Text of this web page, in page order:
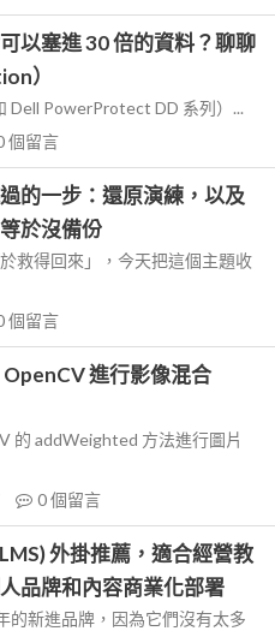
以塞進 30 倍的資料？聊聊
）
Dell PowerProtect DD 系列）...
個留言
的一步：還原演練，以及
於沒備份
救得回來」，今天把這個主題收
個留言
進行影像混合
的 addWeighted 方法進行圖片
0個留言
外掛推薦，適合經營教
品牌和內容商業化部署
的新進品牌，因為它們沒有太多